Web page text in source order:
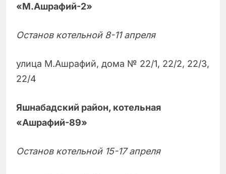
«М.Ашрафий-2»
Останов котельной 8-11 апреля
улица М.Ашрафий, дома № 22/1, 22/2, 22/3,
22/4
Яшнабадский район, котельная
«Ашрафий-89»
Останов котельной 15-17 апреля